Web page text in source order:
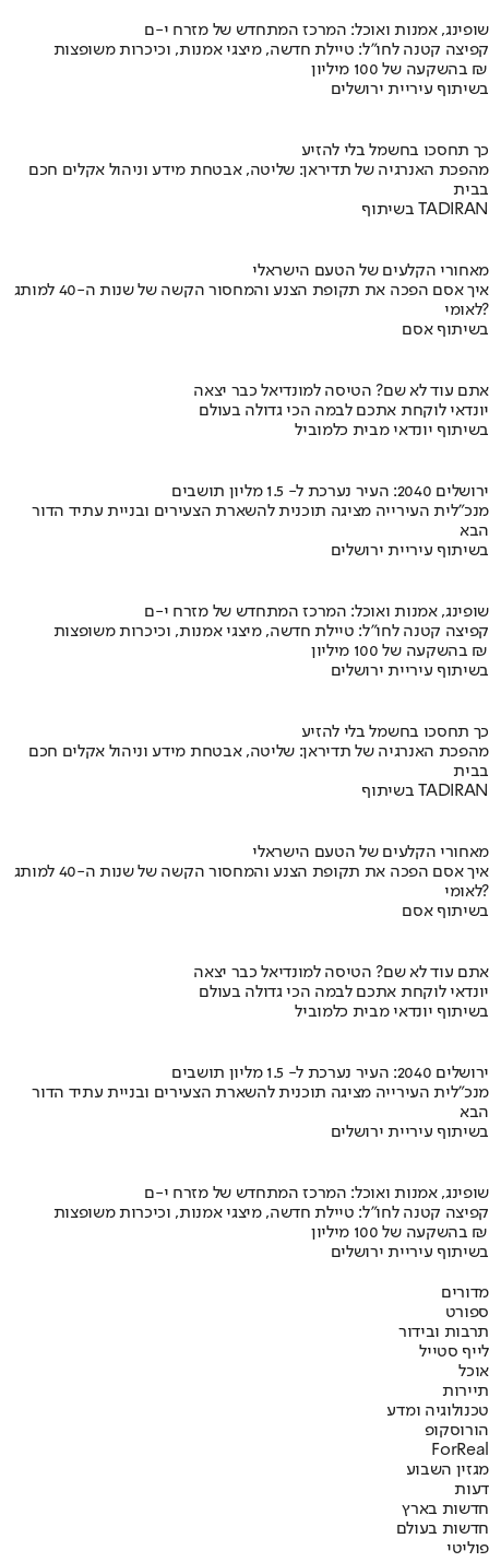
שופינג, אמנות ואוכל: המרכז המתחדש של מזרח י-ם
קפיצה קטנה לחו"ל: טיילת חדשה, מיצגי אמנות, וכיכרות משופצות
בהשקעה של 100 מיליון ₪
בשיתוף עיריית ירושלים
כך תחסכו בחשמל בלי להזיע
מהפכת האנרגיה של תדיראן: שליטה, אבטחת מידע וניהול אקלים חכם
בבית
בשיתוף TADIRAN
מאחורי הקלעים של הטעם הישראלי
איך אסם הפכה את תקופת הצנע והמחסור הקשה של שנות ה-40 למותג
לאומי?
בשיתוף אסם
אתם עוד לא שם? הטיסה למונדיאל כבר יצאה
יונדאי לוקחת אתכם לבמה הכי גדולה בעולם
בשיתוף יונדאי מבית כלמוביל
ירושלים 2040: העיר נערכת ל- 1.5 מליון תושבים
מנכ"לית העירייה מציגה תוכנית להשארת הצעירים ובניית עתיד הדור
הבא
בשיתוף עיריית ירושלים
שופינג, אמנות ואוכל: המרכז המתחדש של מזרח י-ם
קפיצה קטנה לחו"ל: טיילת חדשה, מיצגי אמנות, וכיכרות משופצות
בהשקעה של 100 מיליון ₪
בשיתוף עיריית ירושלים
כך תחסכו בחשמל בלי להזיע
מהפכת האנרגיה של תדיראן: שליטה, אבטחת מידע וניהול אקלים חכם
בבית
בשיתוף TADIRAN
מאחורי הקלעים של הטעם הישראלי
איך אסם הפכה את תקופת הצנע והמחסור הקשה של שנות ה-40 למותג
לאומי?
בשיתוף אסם
אתם עוד לא שם? הטיסה למונדיאל כבר יצאה
יונדאי לוקחת אתכם לבמה הכי גדולה בעולם
בשיתוף יונדאי מבית כלמוביל
ירושלים 2040: העיר נערכת ל- 1.5 מליון תושבים
מנכ"לית העירייה מציגה תוכנית להשארת הצעירים ובניית עתיד הדור
הבא
בשיתוף עיריית ירושלים
שופינג, אמנות ואוכל: המרכז המתחדש של מזרח י-ם
קפיצה קטנה לחו"ל: טיילת חדשה, מיצגי אמנות, וכיכרות משופצות
בהשקעה של 100 מיליון ₪
בשיתוף עיריית ירושלים
מדורים
ספורט
תרבות ובידור
לייף סטייל
אוכל
תיירות
טכנולוגיה ומדע
הורוסקופ
ForReal
מגזין השבוע
דעות
חדשות בארץ
חדשות בעולם
פוליטי